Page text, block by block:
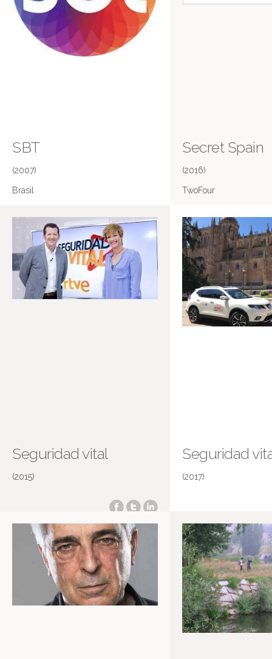
SBT
(2007)
Brasil
Secret Spain
(2016)
TwoFour
Seguridad vital
(2015)
Seguridad
(2017)